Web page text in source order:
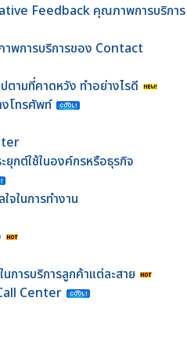
Feedback คุณภาพการบริการ
าพการบริการของ Contact
ปตามที่คาดหวัง ทำอย่างไรดี
งโทรศัพท์
ยุกต์ใช้ในองค์กรหรือธุรกิจ
จในการทำงาน
นการบริการลูกค้าแต่ละสาย
Center